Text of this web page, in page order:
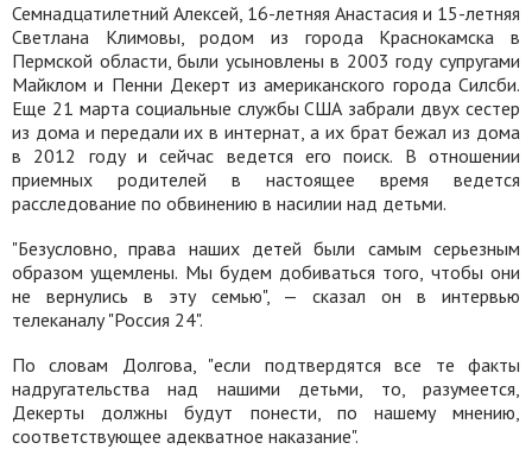
Семнадцатилетний Алексей, 16-летняя Анастасия и 15-летняя
Светлана Климовы, родом из города Краснокамска в
Пермской области, были усыновлены в 2003 году супругами
Майклом и Пенни Декерт из американского города Силсби.
Еще 21 марта социальные службы США забрали двух сестер
из дома и передали их в интернат, а их брат бежал из дома
в 2012 году и сейчас ведется его поиск. В отношении
приемных родителей в настоящее время ведется
расследование по обвинению в насилии над детьми.
"Безусловно, права наших детей были самым серьезным
образом ущемлены. Мы будем добиваться того, чтобы они
не вернулись в эту семью", — сказал он в интервью
телеканалу "Россия 24".
По словам Долгова, "если подтвердятся все те факты
надругательства над нашими детьми, то, разумеется,
Декерты должны будут понести, по нашему мнению,
соответствующее адекватное наказание".